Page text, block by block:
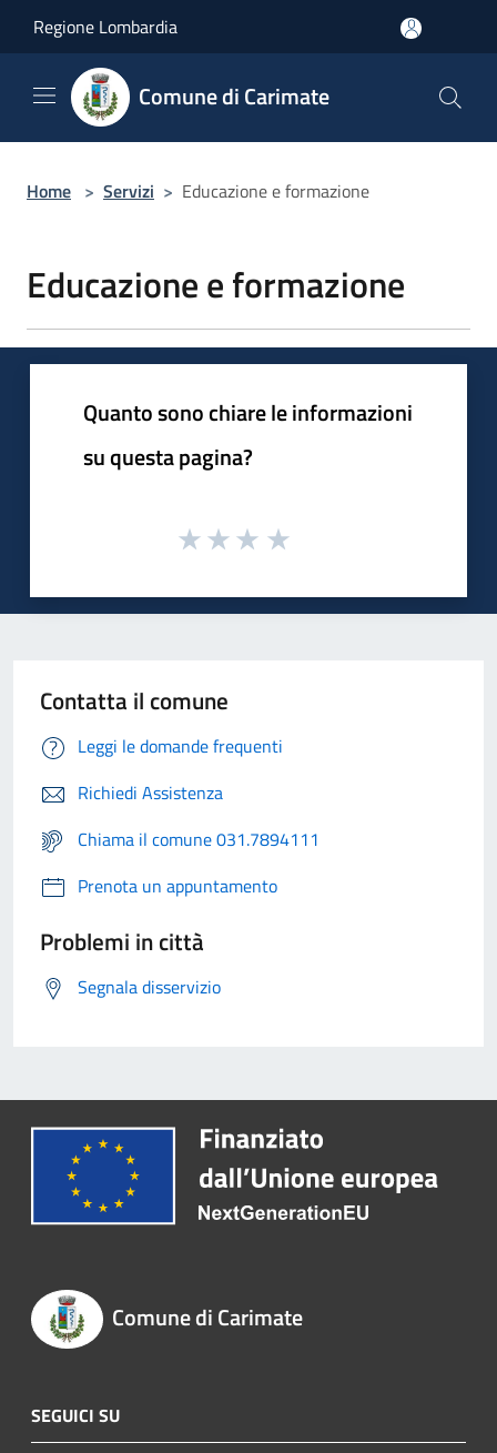
Regione Lombardia
Comune di Carimate
Home > Servizi > Educazione e formazione
Educazione e formazione
Quanto sono chiare le informazioni
su questa pagina?
Contatta il comune
Leggi le domande frequenti
Richiedi Assistenza
Chiama il comune 031.7894111
Prenota un appuntamento
Problemi in città
Segnala disservizio
Comune di Carimate
SEGUICI SU